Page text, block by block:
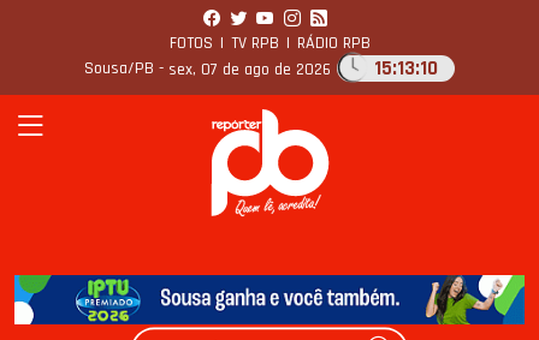
FOTOS | TV RPB | RÁDIO RPB
Sousa/PB - sex, 07 de ago de 2026 15:13:11